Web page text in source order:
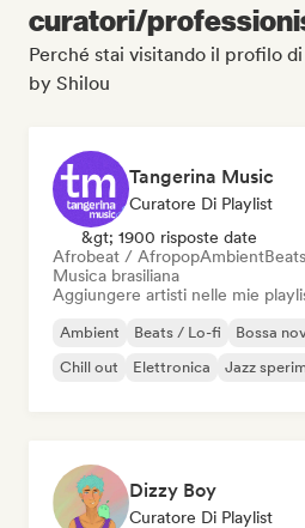
curatori/
Perché stai visitando il profilo di
by Shilou
Tangerina Music
Curatore Di Playlist
&gt; 1900 risposte date
Afrobeat / AfropopAmbient
Musica brasiliana
Aggiungere artisti nelle mie
Ambient Beats / Lo-fi Bossa
Chill out
Elettronica Jazz
Dizzy Boy
Curatore Di Playlist